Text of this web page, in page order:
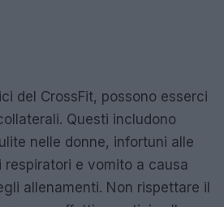
del CrossFit, possono esserci
Questi includono
nelle donne, infortuni alle
respiratori e vomito a causa
allenamenti. Non rispettare il